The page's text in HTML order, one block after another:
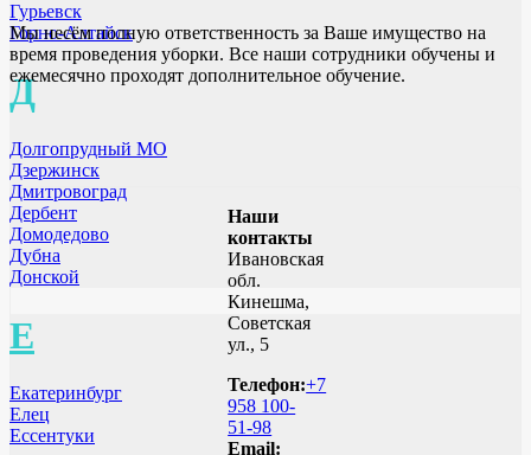
Гурьевск
Горно-Алтайск
Д
Долгопрудный МО
Дзержинск
Дмитровоград
Дербент
Домодедово
Дубна
Донской
Е
Екатеринбург
Елец
Ессентуки
Мы несём полную ответственность за Ваше имущество на
время проведения уборки. Все наши сотрудники обучены и
ежемесячно проходят дополнительное обучение.
Наши
контакты
Ивановская
обл.
Кинешма,
Советская
ул., 5
Телефон:+7
958 100-
51-98
Email: